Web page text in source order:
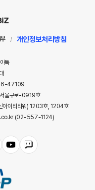
/ 개인정보처리방침
톡
47109
울구로-0919호
아이티타워) 1203호, 1204호
(02-557-1124)